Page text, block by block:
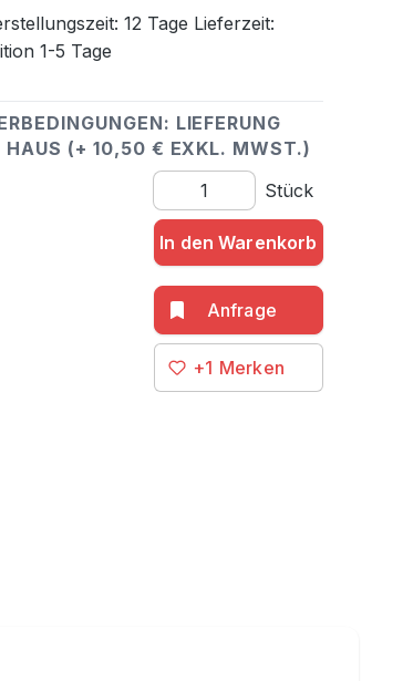
12 Tage Lieferzeit:
1-5 Tage
LIEFERUNG
HAUS (+ 10,50 € EXKL. MWST.)
Produkt Anzahl: Gib den
Stück
In den Warenkorb
+1